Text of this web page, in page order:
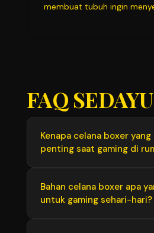
membuat tubuh ingin
FAQ
Kenapa celana boxer yang
penting saat gaming di
Celana boxer yang nyaman
tetap rileks selama bermain.
Bahan celana boxer apa
untuk gaming sehari-hari?